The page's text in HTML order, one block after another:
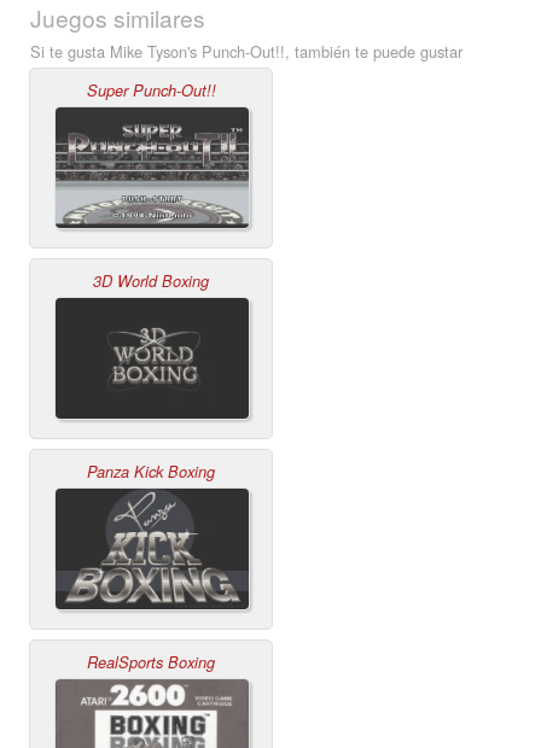
Juegos similares
Si te gusta Mike Tyson's Punch-Out!!, también te puede gustar
Super Punch-Out!!
3D World Boxing
Panza Kick Boxing
RealSports Boxing